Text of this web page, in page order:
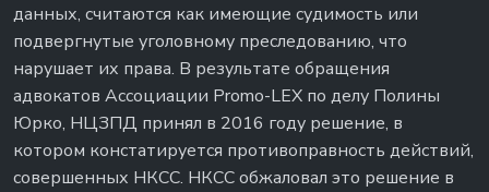
данных, считаются как имеющие судимость или
подвергнутые уголовному преследованию, что
нарушает их права. В результате обращения
адвокатов Ассоциации Promo-LEX по делу Полины
Юрко, НЦЗПД принял в 2016 году решение, в
котором констатируется противоправность действий,
совершенных НКСС. НКСС обжаловал это решение в